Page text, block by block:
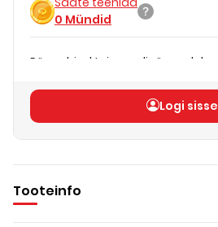
0 Mündid
Päevahind teie rendipäevadele
ilma KM-ta)Logi sisse
Tooteinfo